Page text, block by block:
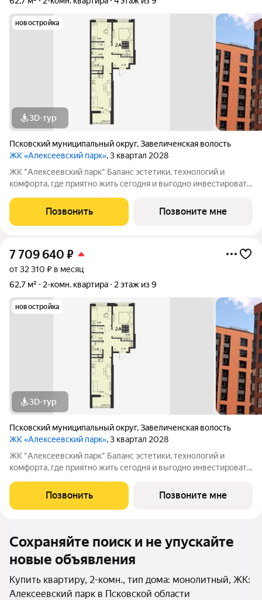
новостройка
3D-тур
Псковский муниципальный округ,Завеличенская волость
ЖК «Алексеевский парк», 3 квартал 2028
ЖК "Алексеевский парк" Баланс эстетики, технологий и
комфорта, где приятно жить сегодня и выгодно инвестировать
современный проект комфорт класса в развивающемся
районе дальнего Завеличья. Дом выполнен в
Позвонить Позвоните мне
7 709 640 ₽
от 32 310 ₽ в месяц
62,7 м²
2-комн. квартира 2 этаж из 9
новостройка
3D-тур
Псковский муниципальный округ,Завеличенская волость
ЖК «Алексеевский парк», 3 квартал 2028
ЖК "Алексеевский парк" Баланс эстетики, технологий и
комфорта, где приятно жить сегодня и выгодно инвестировать
современный проект комфорт класса в развивающемся
районе дальнего Завеличья. Дом выполнен в
Позвонить Позвоните мне
Сохраняйте поиск и не упускайте
новые объявления
Купить квартиру, 2-комн., тип дома: монолитный, ЖК:
Алексеевский парк в Псковской области